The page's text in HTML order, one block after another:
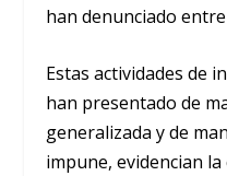
han denunciado
Estas actividades de
han presentado de
generalizada y de
impune, evidencian